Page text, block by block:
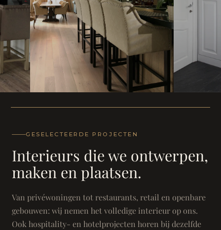
Landhuis - Grimbergen
GESELECTEERDE PROJECTEN
Interieurs die we ontwerpen,
maken en plaatsen.
Van privéwoningen tot restaurants, retail en openbare
gebouwen: wij nemen het volledige interieur op ons.
Ook hospitality- en hotelprojecten horen bij dezelfde